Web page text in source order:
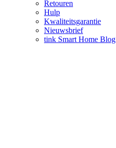
Retouren
Hulp
Kwaliteitsgarantie
Nieuwsbrief
tink Smart Home Blog